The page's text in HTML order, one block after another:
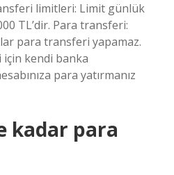
limitleri: Limit günlük
TL’dir. Para transferi:
para transferi yapamaz.
kendi banka
para yatırmanız
kadar para